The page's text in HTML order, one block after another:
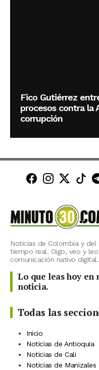
Fico Gutiérrez
procesos contra la
corrupción
Minuto30 en
Noticias de Colombia y
tiempo real. Oigo, veo y
comunicación nativo digital.
Lo que leas hoy en
noticia.
Todas las
Inicio
Noticias de Antioquia
Noticias de Cali
Noticias de Manizales